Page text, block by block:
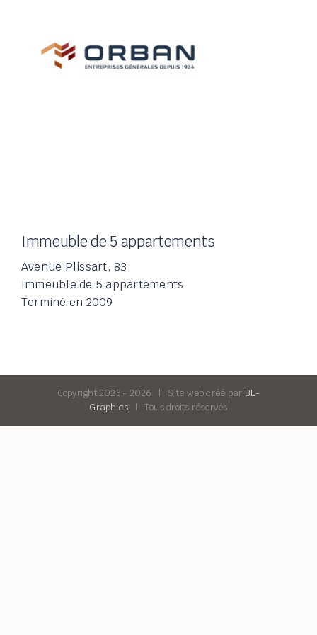
Immeuble de 5 appartements
Avenue Plissart, 83
Immeuble de 5 appartements
Terminé en 2009
Copyright 2025 - 2026 | Site web créé par BL-
Graphics | Tous droits réservés